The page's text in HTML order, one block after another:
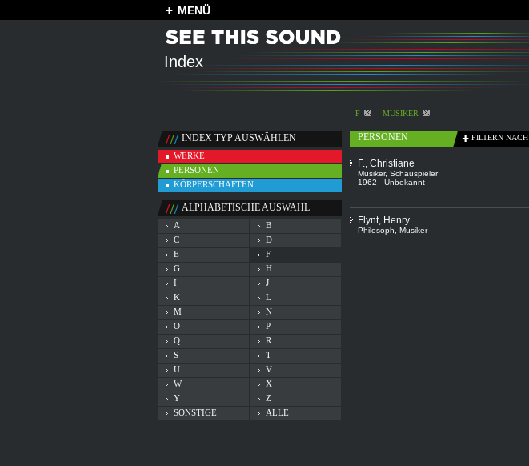
MENÜ
Index
F MUSIKER
INDEX TYP AUSWÄHLEN
WERKE
PERSONEN
KÖRPERSCHAFTEN
ALPHABETISCHE AUSWAHL
A
B
C
D
E
F
G
H
I
J
K
L
M
N
O
P
Q
R
S
T
U
V
W
X
Y
Z
SONSTIGE
ALLE
PERSONEN FILTERN NACH
F., Christiane
Musiker, Schauspieler
1962 - Unbekannt
Flynt, Henry
Philosoph Musiker